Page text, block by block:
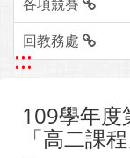
回教務處
:::
109學年度
「高二課